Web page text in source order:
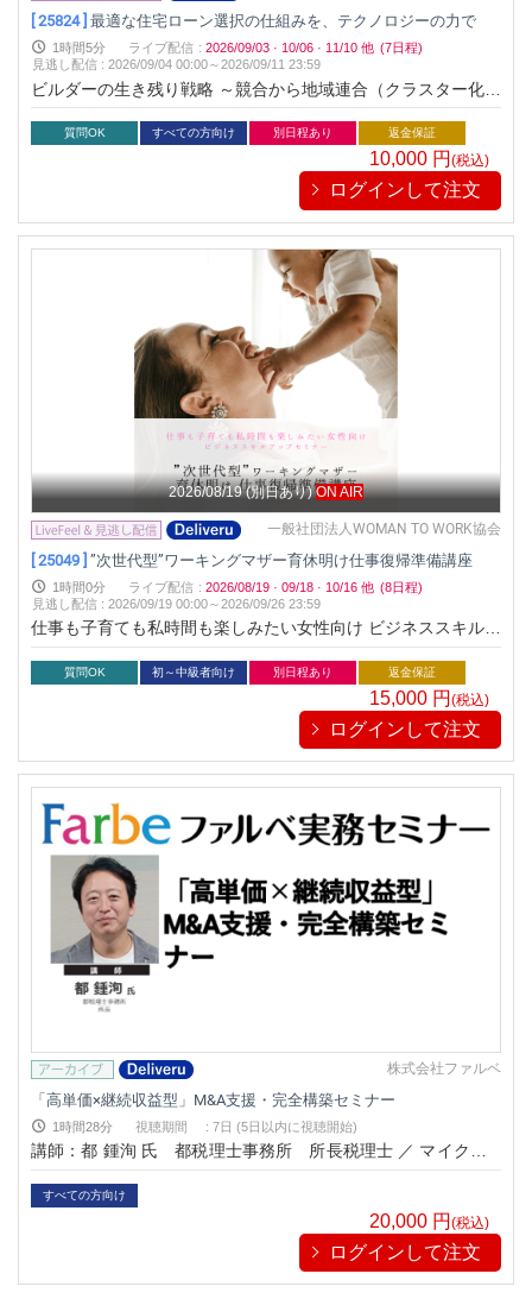
[ 25824 ] 最適な住宅ローン選択の仕組みを、テクノロジーの力で
1時間5分 ライブ配信 : 2026/09/03 · 10/06 · 11/10 他 (7日程)
見逃し配信 :2026/09/04 00:00～2026/09/11 23:59
ビルダーの生き残り戦略 ～競合から地域連合（クラスター化）
へ、IT化向上も鍵～
質問OK すべての方向け 別日程あり 返金保証
10,000 円(税込)
ログインして注文
2026/08/19 (別日あり) ON AIR
一般社団法人WOMAN TO WORK協会
[ 25049 ] ”次世代型”ワーキングマザー育休明け仕事復帰準備講座
1時間0分 ライブ配信 : 2026/08/19 · 09/18 · 10/16 他 (8日程)
見逃し配信 :2026/09/19 00:00～2026/09/26 23:59
仕事も子育ても私時間も楽しみたい女性向け ビジネススキルア
ップセミナー
質問OK 初～中級者向け 別日程あり 返金保証
15,000 円(税込)
ログインして注文
株式会社ファルベ
「高単価×継続収益型」M&A支援・完全構築セミナー
1時間28分 視聴期間 : 7日 (5日以内に視聴開始)
講師：都 鍾洵 氏 都税理士事務所 所長税理士 ／ マイクロM
&A士協会 代表
すべての方向け
20,000 円(税込)
ログインして注文